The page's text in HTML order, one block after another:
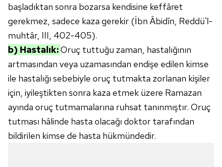
hazırlanmış Aydınlatma Metnimizi okumak ve sitemizde
ilgili mevzuata uygun olarak kullanılan çerezlerle ilgili bilgi
almak için lütfen
.
başladıktan sonra bozarsa kendisine keffâret
gerekmez, sadece kaza gerekir (İbn Âbidîn, Reddü'l-
muhtâr, III, 402-405).
b) Hastalık:Oruç tuttuğu zaman, hastalığının
artmasından veya uzamasından endişe edilen kimse
ile hastalığı sebebiyle oruç tutmakta zorlanan kişiler
için, iyileştikten sonra kaza etmek üzere Ramazan
ayında oruç tutmamalarına ruhsat tanınmıştır. Oruç
tutması hâlinde hasta olacağı doktor tarafından
bildirilen kimse de hasta hükmündedir.